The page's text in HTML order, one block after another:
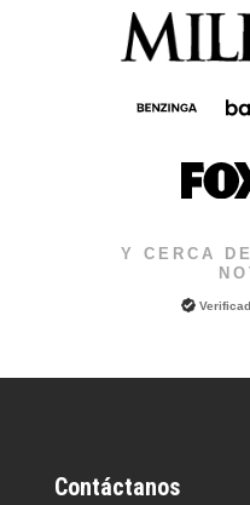
Y CERCA
Contáctanos